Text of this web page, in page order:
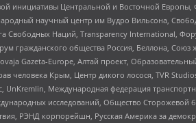
инициативы Центральной и Восточной
научный центр им Вудро Вильсона,
Наций, Transparеncy International,
гражданского общества Россия, Беллона,
Gazeta-Europe, Алтай проект,
человека Крым, Центр дикого лосося, TVR
Международная федерация
исследований, Общество
РЭНД корпорейшн, Русская Америка за